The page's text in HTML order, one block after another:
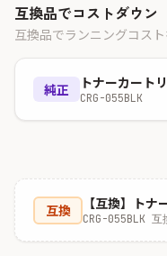
互換品でコストダウン
互換品でランニングコス
純正 トナーカート
CRG-055BLK
互換 【互換】ト
CRG-055BLK 互